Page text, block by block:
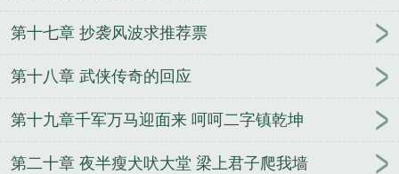
第十七章 抄袭风波求推荐票
第十八章 武侠传奇的回应
第十九章千军万马迎面来 呵呵二字镇乾坤
第二十章 夜半瘦犬吠大堂 梁上君子爬我墙